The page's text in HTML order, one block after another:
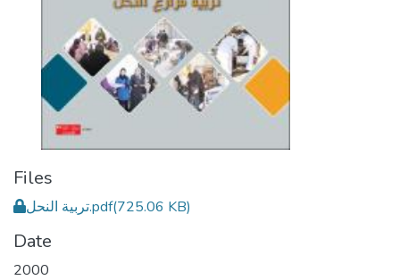
Files
تربية النحل.pdf(725.06 KB)
Date
2000